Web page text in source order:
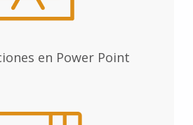
en Power Point